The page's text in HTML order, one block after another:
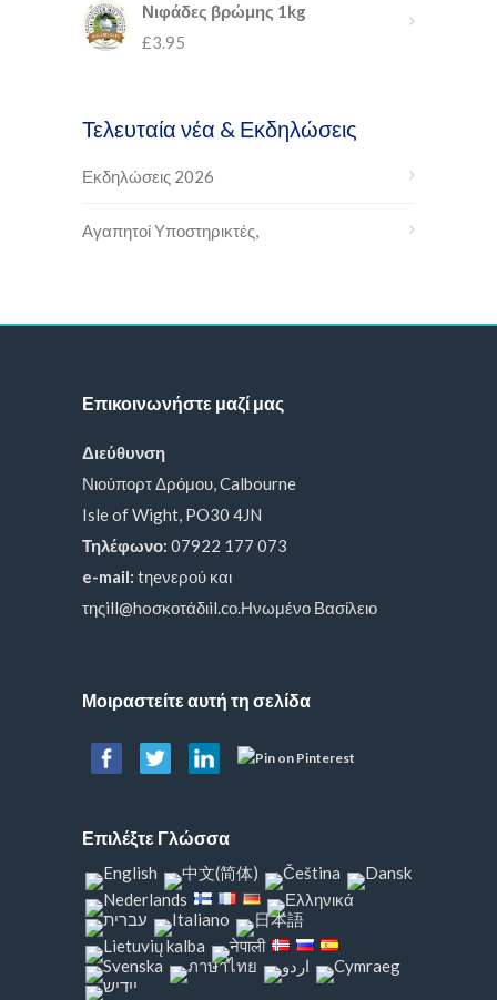
Νιφάδες βρώμης 1kg
£3.95
Τελευταία νέα & Εκδηλώσεις
Εκδηλώσεις 2026
Αγαπητοί Υποστηρικτές,
Επικοινωνήστε μαζί μας
Διεύθυνση
Νιούπορτ Δρόμου, Calbourne
Isle of Wight, PO30 4JN
Τηλέφωνο: 07922 177 073
e-mail: tηeνερού και
τηςill@hoσκοτάδιil.cο.Ηνωμένο Βασίλειο
Μοιραστείτε αυτή τη σελίδα
Επιλέξτε Γλώσσα